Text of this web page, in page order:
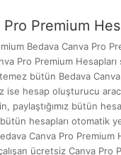
Premium
Bedava Canva Pro
Pro Premium
bütün Bedava
ise hesap oluşturucu
paylaştığımız bütün
hesapları otomatik
Canva Pro Premium
ücretsiz Canva Pro